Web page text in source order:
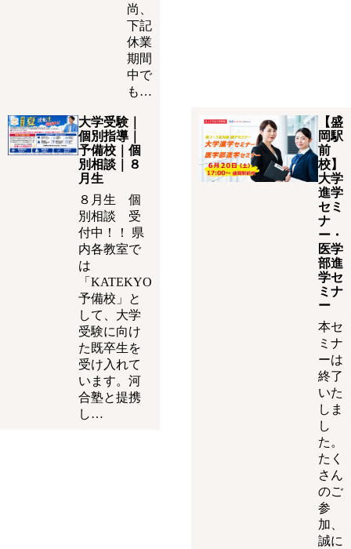
尚、
下記
休業
期間
中で
も…
大学受験｜
個別指導｜
予備校｜個
別相談｜８
月生
８月生 個
別相談 受
付中！！ 県
内各教室で
は
「KATEKYO
予備校」と
して、大学
受験に向け
た既卒生を
受け入れて
います。河
合塾と提携
し…
【盛
岡駅
前
校】
大学
進学
セミ
ナ
ー・
医学
部進
学セ
ミナ
ー
本セ
ミナ
ーは
終了
いた
しま
し
た。
たく
さん
のご
参
加、
誠に